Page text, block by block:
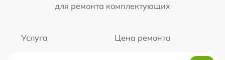
для ремонта комплектующих
Услуга Цена ремонта